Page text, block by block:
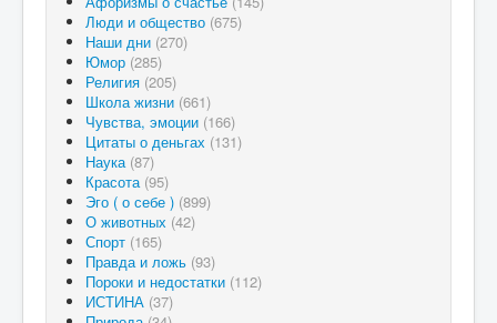
Люди и общество (675)
Наши дни (270)
Юмор (285)
Религия (205)
Школа жизни (661)
Чувства, эмоции (166)
Цитаты о деньгах (131)
Наука (87)
Красота (95)
Эго ( о себе ) (899)
О животных (42)
Спорт (165)
Правда и ложь (93)
Пороки и недостатки (112)
ИСТИНА (37)